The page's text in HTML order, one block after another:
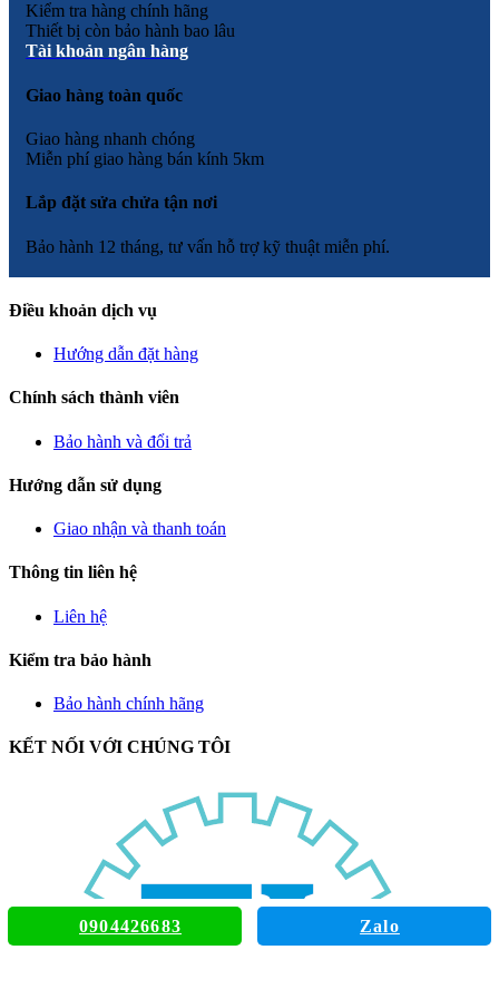
Kiểm tra hàng chính hãng
Thiết bị còn bảo hành bao lâu
Tài khoản ngân hàng
Giao hàng toàn quốc
Giao hàng nhanh chóng
Miễn phí giao hàng bán kính 5km
Lắp đặt sửa chửa tận nơi
Bảo hành 12 tháng, tư vấn hỗ trợ kỹ thuật miễn phí.
Điều khoản dịch vụ
Hướng dẫn đặt hàng
Chính sách thành viên
Bảo hành và đổi trả
Hướng dẫn sử dụng
Giao nhận và thanh toán
Thông tin liên hệ
Liên hệ
Kiểm tra bảo hành
Bảo hành chính hãng
KẾT NỐI VỚI CHÚNG TÔI
0904426683 Zalo